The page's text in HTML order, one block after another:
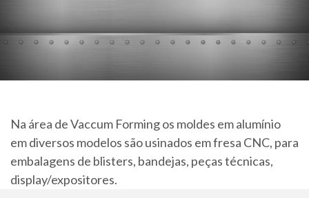
Na área de Vaccum Forming os moldes em alumínio
em diversos modelos são usinados em fresa CNC, para
embalagens de blisters, bandejas, peças técnicas,
display/expositores.